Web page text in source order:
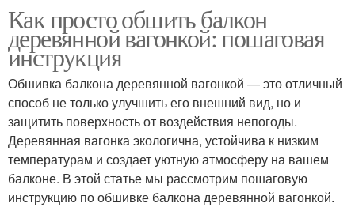
Как просто обшить балкон
деревянной вагонкой: пошаговая
инструкция
Обшивка балкона деревянной вагонкой — это отличный
способ не только улучшить его внешний вид, но и
защитить поверхность от воздействия непогоды.
Деревянная вагонка экологична, устойчива к низким
температурам и создает уютную атмосферу на вашем
балконе. В этой статье мы рассмотрим пошаговую
инструкцию по обшивке балкона деревянной вагонкой.